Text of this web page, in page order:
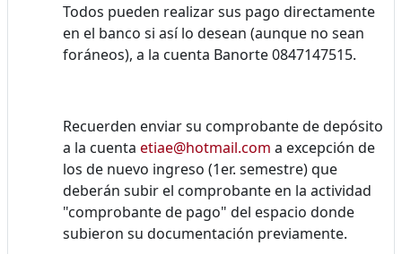
Todos pueden realizar sus pago directamente
en el banco si así lo desean (aunque no sean
foráneos), a la cuenta Banorte 0847147515.
Recuerden enviar su comprobante de depósito
a la cuenta etiae@hotmail.com a excepción de
los de nuevo ingreso (1er. semestre) que
deberán subir el comprobante en la actividad
"comprobante de pago" del espacio donde
subieron su documentación previamente.